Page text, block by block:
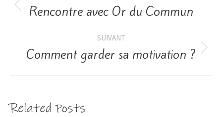
Rencontre avec Or du Commun
SUIVANT
Comment garder sa motivation ?
Related Posts